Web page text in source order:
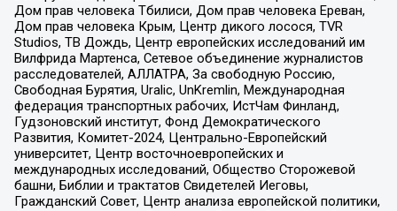
Дом прав человека Тбилиси, Дом прав человека Ереван,
Дом прав человека Крым, Центр дикого лосося, TVR
Studios, ТВ Дождь, Центр европейских исследований им
Вилфрида Мартенса, Сетевое объединение журналистов
расследователей, АЛЛАТРА, За свободную Россию,
Свободная Бурятия, Uralic, UnKremlin, Международная
федерация транспортных рабочих, ИстЧам Финланд,
Гудзоновский институт, Фонд Демократического
Развития, Комитет-2024, Центрально-Европейский
университет, Центр восточноевропейских и
международных исследований, Общество Сторожевой
башни, Библии и трактатов Свидетелей Иеговы,
Гражданский Совет, Центр анализа европейской политики,